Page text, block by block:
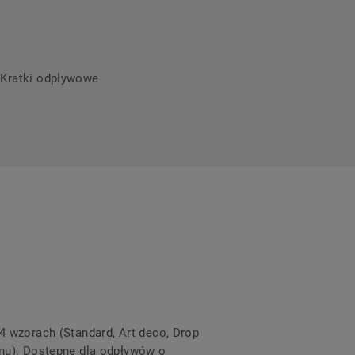
odpływowe
wzorach (Standard, Art deco, Drop
Dostępne dla odpływów o